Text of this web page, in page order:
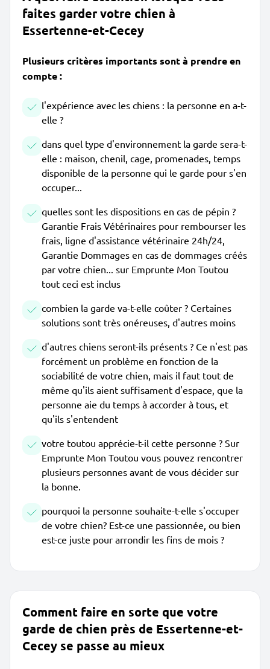
faites garder votre chien à
Essertenne-et-Cecey
Plusieurs critères importants sont à prendre en
compte :
l'expérience avec les chiens : la personne en a-t-
elle ?
dans quel type d'environnement la garde sera-t-
elle : maison, chenil, cage, promenades, temps
disponible de la personne qui le garde pour s'en
occuper...
quelles sont les dispositions en cas de pépin ?
Garantie Frais Vétérinaires pour rembourser les
frais, ligne d'assistance vétérinaire 24h/24,
Garantie Dommages en cas de dommages créés
par votre chien... sur Emprunte Mon Toutou
tout ceci est inclus
combien la garde va-t-elle coûter ? Certaines
solutions sont très onéreuses, d'autres moins
d'autres chiens seront-ils présents ? Ce n'est pas
forcément un problème en fonction de la
sociabilité de votre chien, mais il faut tout de
même qu'ils aient suffisament d'espace, que la
personne aie du temps à accorder à tous, et
qu'ils s'entendent
votre toutou apprécie-t-il cette personne ? Sur
Emprunte Mon Toutou vous pouvez rencontrer
plusieurs personnes avant de vous décider sur
la bonne.
pourquoi la personne souhaite-t-elle s'occuper
de votre chien? Est-ce une passionnée, ou bien
est-ce juste pour arrondir les fins de mois ?
Comment faire en sorte que votre
garde de chien près de Essertenne-et-
Cecey se passe au mieux